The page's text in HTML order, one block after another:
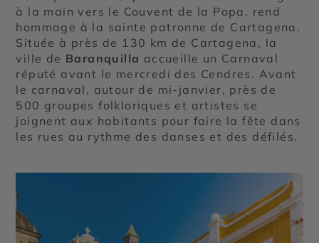
à la main vers le Couvent de la Popa, rend
hommage à la sainte patronne de Cartagena.
Située à près de 130 km de Cartagena, la
ville de Baranquilla accueille un Carnaval
réputé avant le mercredi des Cendres. Avant
le carnaval, autour de mi-janvier, près de
500 groupes folkloriques et artistes se
joignent aux habitants pour faire la fête dans
les rues au rythme des danses et des défilés.